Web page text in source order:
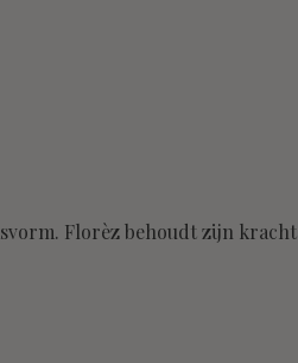
Florèz behoudt zijn kracht